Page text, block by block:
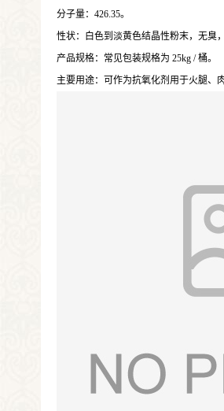
分子量：426.35。
性状：白色到淡黄色结晶性粉末，无臭
产品规格：常见包装规格为 25kg / 桶。
主要用途：可作为抗氧化剂用于火腿、